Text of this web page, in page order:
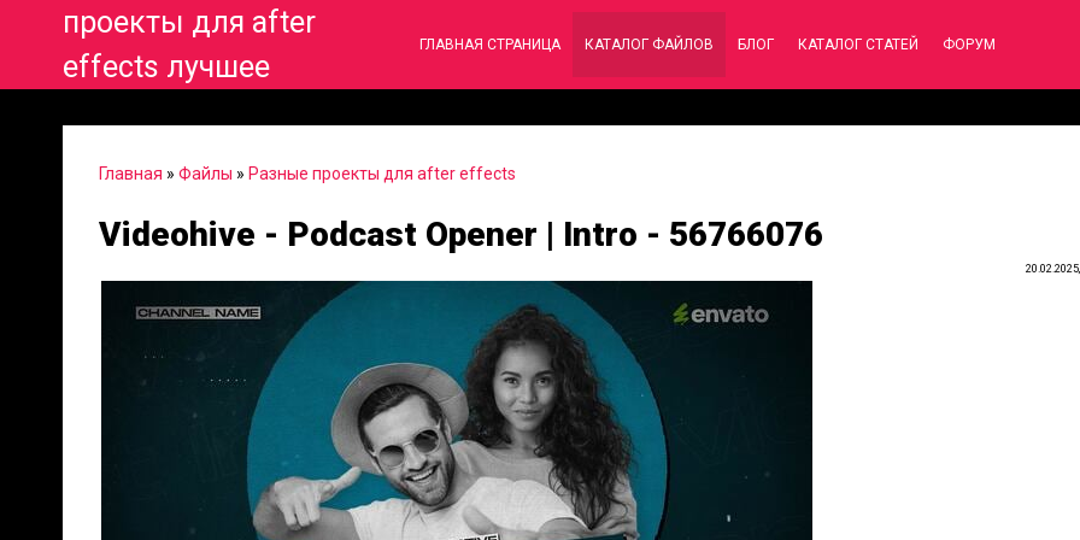
проекты для after
effects лучшее
ГЛАВНАЯ СТРАНИЦА КАТАЛОГ ФАЙЛОВ БЛОГ КАТАЛОГ СТАТЕЙ ФОРУМ
Главная » Файлы » Разные проекты для after effects
Videohive - Podcast Opener | Intro - 56766076